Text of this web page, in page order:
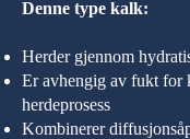
Denne type kalk:
Herder gjennom
Er avhengig av fukt for
herdeprosess
Kombinerer